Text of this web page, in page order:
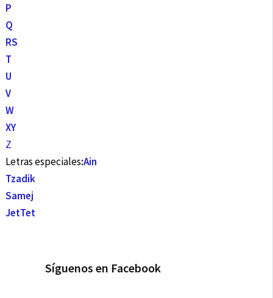
P
Q
RS
T
U
V
W
XY
Z
Letras especiales:Ain
Tzadik
Samej
JetTet
Síguenos en Facebook